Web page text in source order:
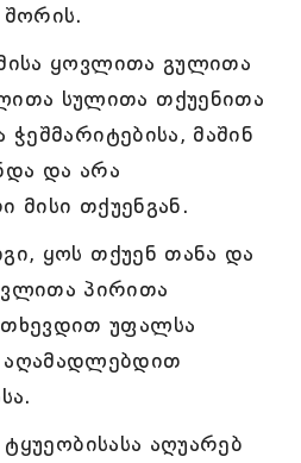
შორის.
ყოვლითა გულითა
სულითა თქუენითა
მაშინ
და არა
მისი თქუენგან.
ყოს თქუენ თანა და
პირითა
უფალსა
აღამადლებდით
ტყუეობისასა აღუარებ